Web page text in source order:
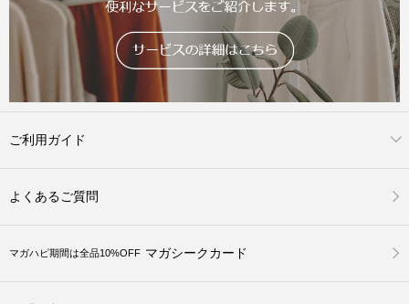
ご利用ガイド
よくあるご質問
マガハピ期間は全品10%OFF マガシークカード